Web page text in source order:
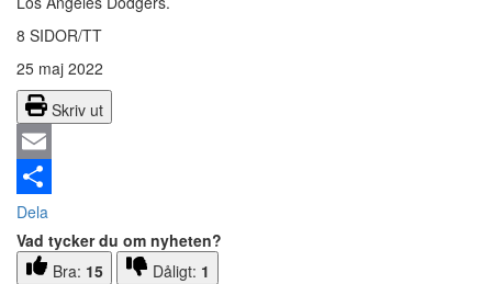
8 SIDOR/TT
25 maj 2022
Skriv ut
Email
Dela
Vad tycker du om nyheten?
Bra: 15 Dåligt: 1